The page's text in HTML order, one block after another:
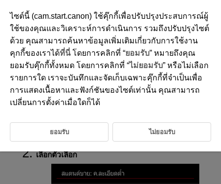
D388-119
สแตนด์บาย: ความละเอียดต่ำ
ตั้งค่าเป็น [เปิด] เพื่อประหยัดพลังงานแบตเตอรี่และควบคุมการเพิ่มขึ้นของ
อุณหภูมิกล้องระหว่างสแตนด์บาย
เลือก [ :สแตนด์บาย: ค.ละเอียดต่ำ] (
)
เลือกตัวเลือก
ไซต์นี้ (cam.start.canon) ใช้คุ๊กกี้เพื่อปรับปรุงประสบการณ์ผู้
ใช้ของคุณและวิเคราะห์การดำเนินการ รวมถึงปรับปรุงไซต์
ด้วย คุณสามารถค้นหาข้อมูลเพิ่มเติมเกี่ยวกับการใช้งาน
คุกกี้ของเราได้ที่นี่โดยการคลิกที่ “ยอมรับ” หมายถึงคุณ
ยอมรับคุ๊กกี้ทั้งหมด โดยการคลิกที่ “ไม่ยอมรับ” หรือไม่เลือก
รายการใด เราจะบันทึกและจัดเก็บเฉพาะคุ๊กกี้ที่จำเป็นเพื่อ
การแสดงเนื้อหาและฟังก์ชันของไซต์เท่านั้น คุณสามารถ
เปลี่ยนการตั้งค่าเมื่อใดก็ได้
ยอมรับ ไม่ยอมรับ